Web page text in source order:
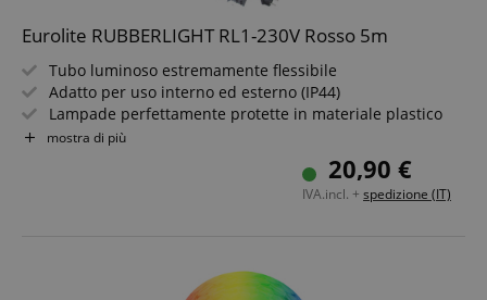
Eurolite RUBBERLIGHT RL1-230V Rosso 5m
Tubo luminoso estremamente flessibile
Adatto per uso interno ed esterno (IP44)
Lampade perfettamente protette in materiale plastico
pieno rotondo
mostra di più
20,90 €
IVA.incl. + spedizione (IT)